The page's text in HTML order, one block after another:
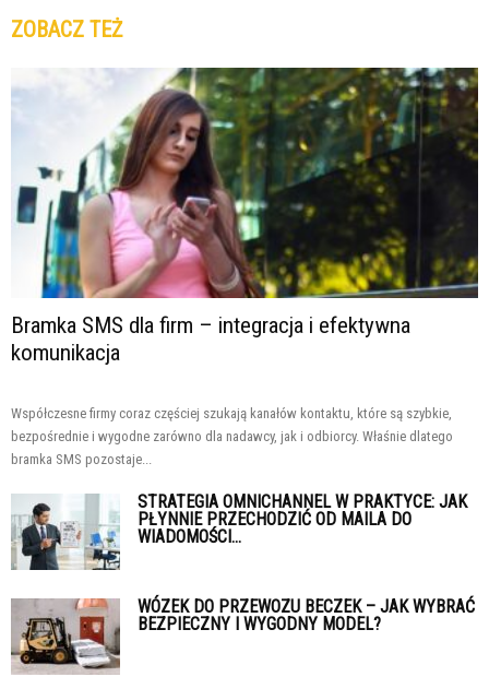
ZOBACZ TEŻ
Bramka SMS dla firm – integracja i efektywna
komunikacja
Współczesne firmy coraz częściej szukają kanałów kontaktu, które są szybkie,
bezpośrednie i wygodne zarówno dla nadawcy, jak i odbiorcy. Właśnie dlatego
bramka SMS pozostaje...
STRATEGIA OMNICHANNEL W PRAKTYCE: JAK
PŁYNNIE PRZECHODZIĆ OD MAILA DO
WIADOMOŚCI...
WÓZEK DO PRZEWOZU BECZEK – JAK WYBRAĆ
BEZPIECZNY I WYGODNY MODEL?